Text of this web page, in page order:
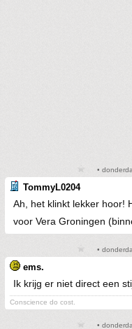
•
TommyL0204
Ah, het klinkt lekker hoor!
voor Vera Groningen
•
ems.
Ik krijg er niet direct een
Conscience do cost.
•